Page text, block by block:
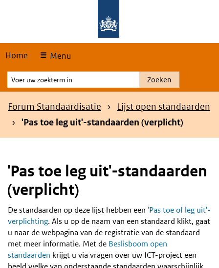
Home Menu
Voer
uw
zoekterm
Zoeken
Kruimelpad
Forum Standaardisatie
Lijst open standaarden
'Pas toe leg uit'-standaarden (verplicht)
'Pas toe leg uit'-standaarden
(verplicht)
Content
De standaarden op deze lijst hebben een 'Pas toe of leg uit'-
verplichting. Als u op de naam van een standaard klikt, gaat
u naar de webpagina van de registratie van de standaard
met meer informatie. Met de Beslisboom open
standaarden krijgt u via vragen over uw ICT-project een